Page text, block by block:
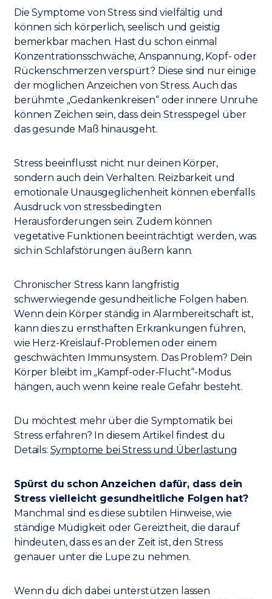
Die Symptome von Stress sind vielfältig und
können sich körperlich, seelisch und geistig
bemerkbar machen. Hast du schon einmal
Konzentrationsschwäche, Anspannung, Kopf- oder
Rückenschmerzen verspürt? Diese sind nur einige
der möglichen Anzeichen von Stress. Auch das
berühmte „Gedankenkreisen“ oder innere Unruhe
können Zeichen sein, dass dein Stresspegel über
das gesunde Maß hinausgeht.
Stress beeinflusst nicht nur deinen Körper,
sondern auch dein Verhalten. Reizbarkeit und
emotionale Unausgeglichenheit können ebenfalls
Ausdruck von stressbedingten
Herausforderungen sein. Zudem können
vegetative Funktionen beeinträchtigt werden, was
sich in Schlafstörungen äußern kann.
Chronischer Stress kann langfristig
schwerwiegende gesundheitliche Folgen haben.
Wenn dein Körper ständig in Alarmbereitschaft ist,
kann dies zu ernsthaften Erkrankungen führen,
wie Herz-Kreislauf-Problemen oder einem
geschwächten Immunsystem. Das Problem? Dein
Körper bleibt im „Kampf-oder-Flucht“-Modus
hängen, auch wenn keine reale Gefahr besteht.
Du möchtest mehr über die Symptomatik bei
Stress erfahren? In diesem Artikel findest du
Details: Symptome bei Stress und Überlastung
Spürst du schon Anzeichen dafür, dass dein
Stress vielleicht gesundheitliche Folgen hat?
Manchmal sind es diese subtilen Hinweise, wie
ständige Müdigkeit oder Gereiztheit, die darauf
hindeuten, dass es an der Zeit ist, den Stress
genauer unter die Lupe zu nehmen.
Wenn du dich dabei unterstützen lassen